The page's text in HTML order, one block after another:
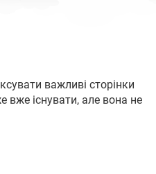
важливі сторінки
існувати, але вона не